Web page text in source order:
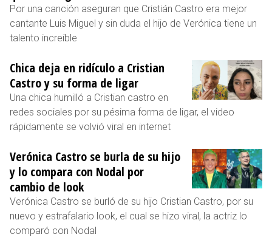
Por una canción aseguran que Cristián Castro era mejor
cantante Luis Miguel y sin duda el hijo de Verónica tiene un
talento increíble
Chica deja en ridículo a Cristian
Castro y su forma de ligar
Una chica humilló a Cristian castro en
redes sociales por su pésima forma de ligar, el video
rápidamente se volvió viral en internet
Verónica Castro se burla de su hijo
y lo compara con Nodal por
cambio de look
Verónica Castro se burló de su hijo Cristian Castro, por su
nuevo y estrafalario look, el cual se hizo viral, la actriz lo
comparó con Nodal